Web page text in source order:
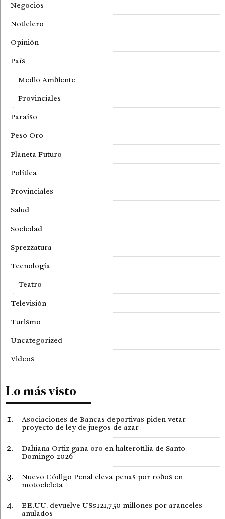
Negocios
Noticiero
Opinión
País
Medio Ambiente
Provinciales
Paraíso
Peso Oro
Planeta Futuro
Política
Provinciales
Salud
Sociedad
Sprezzatura
Tecnología
Teatro
Televisión
Turismo
Uncategorized
Videos
Lo más visto
Asociaciones de Bancas deportivas piden vetar
proyecto de ley de juegos de azar
Dahiana Ortiz gana oro en halterofilia de Santo
Domingo 2026
Nuevo Código Penal eleva penas por robos en
motocicleta
EE.UU. devuelve US$121,750 millones por aranceles
anulados